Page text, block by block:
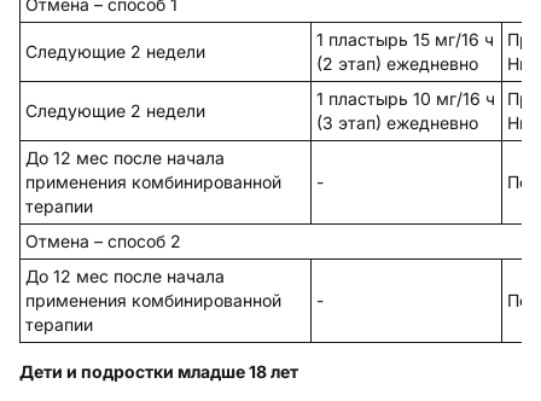
Отмена – способ 1
Следующие 2 недели
1 пластырь 15 мг/16 ч
(2 этап) ежедневно
Следующие 2 недели
1 пластырь 10 мг/16 ч
(3 этап) ежедневно
До 12 мес после начала
применения комбинированной
терапии
-
Отмена – способ 2
До 12 мес после начала
применения комбинированной
терапии
-
Дети и подростки младше 18 лет